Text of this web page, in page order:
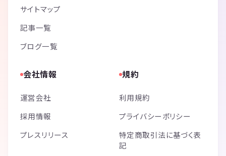
サイトマップ
記事一覧
ブログ一覧
会社情報
運営会社
採用情報
プレスリリース
規約
利用規約
プライバシーポリシー
特定商取引法に基づく表
記